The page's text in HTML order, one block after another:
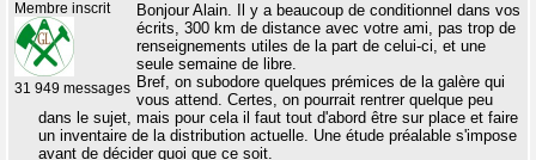
Membre inscrit
31 949 messages
Bonjour Alain. Il y a beaucoup de conditionnel dans vos
écrits, 300 km de distance avec votre ami, pas trop de
renseignements utiles de la part de celui-ci, et une
seule semaine de libre.
Bref, on subodore quelques prémices de la galère qui
vous attend. Certes, on pourrait rentrer quelque peu
dans le sujet, mais pour cela il faut tout d'abord être sur place et faire
un inventaire de la distribution actuelle. Une étude préalable s'impose
avant de décider quoi que ce soit.